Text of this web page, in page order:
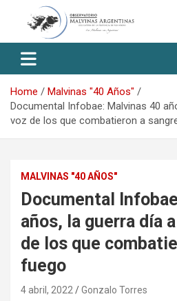
Observatorio
Negro
Home
Malvinas "40 Años"
Documental Infobae: Malvinas 40
voz de los que combatieron a
MALVINAS "40 AÑOS"
Documental
años, la guerra día
de los que
fuego
4 abril, 2022 Gonzalo Torres